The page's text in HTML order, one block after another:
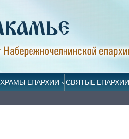
ХРАМЫ ЕПАРХИИ СВЯТЫЕ ЕПАРХИИ